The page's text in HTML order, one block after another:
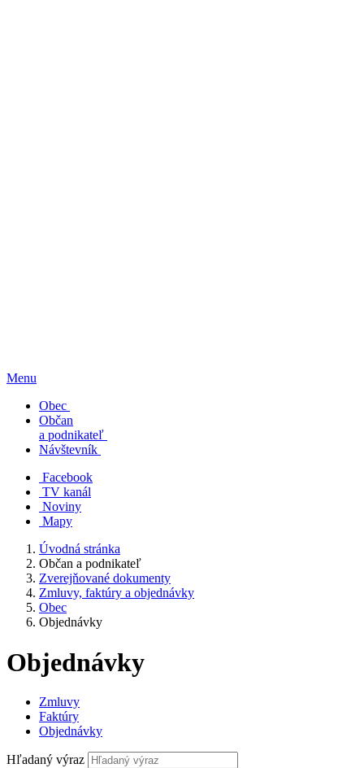
Menu
Obec
Občan
a podnikateľ
Návštevník
Facebook
TV kanál
Noviny
Mapy
Úvodná stránka
Občan a podnikateľ
Zverejňované dokumenty
Zmluvy, faktúry a objednávky
Obec
Objednávky
Objednávky
Zmluvy
Faktúry
Objednávky
Hľadaný výraz